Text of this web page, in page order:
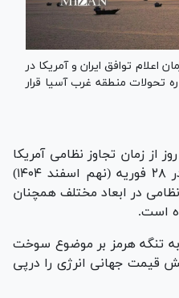
اعلام توافق ایران و آمریکا در
تحولات منطقه غرب آسیا قرار
از زمان تجاوز نظامی آمریکا
و رژیم صهیونیستی به ایران در ۲۸ فوریه (نهم اسفند ۱۴۰۴)
در ابعاد مختلف همچنان
است.
تنگه هرمز بر موضوع سوخت
قیمت جهانی انرژی را درپی